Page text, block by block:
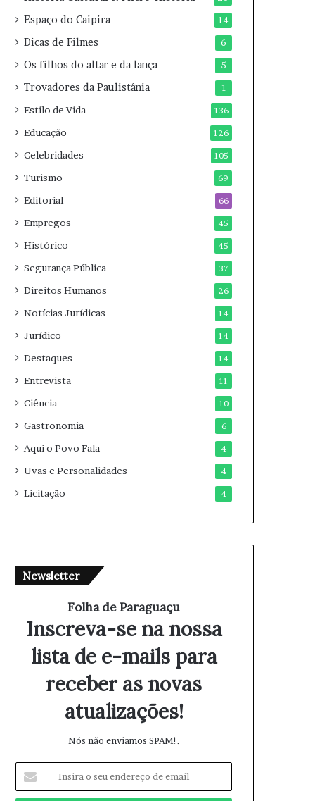
Espaço do Caipira 14
Dicas de Filmes 6
Os filhos do altar e da lança 5
Trovadores da Paulistânia 1
Estilo de Vida 136
Educação 126
Celebridades 105
Turismo 69
Editorial 66
Empregos 45
Histórico 45
Segurança Pública 37
Direitos Humanos 26
Notícias Jurídicas 14
Jurídico 14
Destaques 14
Entrevista 11
Ciência 10
Gastronomia 6
Aqui o Povo Fala 4
Uvas e Personalidades 4
Licitação 4
Newsletter
Folha de Paraguaçu
Inscreva-se na nossa
lista de e-mails para
receber as novas
atualizações!
Nós não enviamos SPAM!.